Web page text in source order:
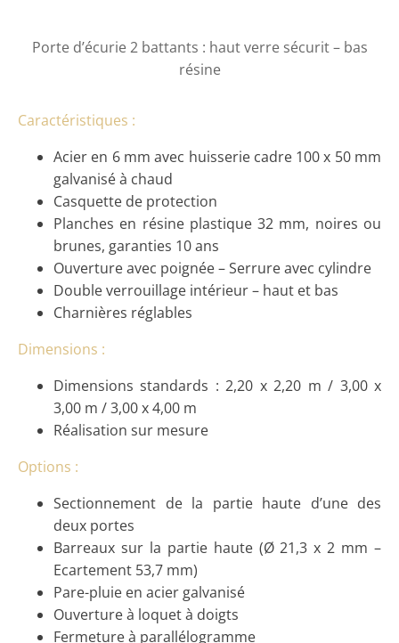
Porte d’écurie 2 battants : haut verre sécurit – bas
résine
Caractéristiques :
Acier en 6 mm avec huisserie cadre 100 x 50 mm
galvanisé à chaud
Casquette de protection
Planches en résine plastique 32 mm, noires ou
brunes, garanties 10 ans
Ouverture avec poignée – Serrure avec cylindre
Double verrouillage intérieur – haut et bas
Charnières réglables
Dimensions :
Dimensions standards : 2,20 x 2,20 m / 3,00 x
3,00 m / 3,00 x 4,00 m
Réalisation sur mesure
Options :
Sectionnement de la partie haute d’une des
deux portes
Barreaux sur la partie haute (Ø 21,3 x 2 mm –
Ecartement 53,7 mm)
Pare-pluie en acier galvanisé
Ouverture à loquet à doigts
Fermeture à parallélogramme